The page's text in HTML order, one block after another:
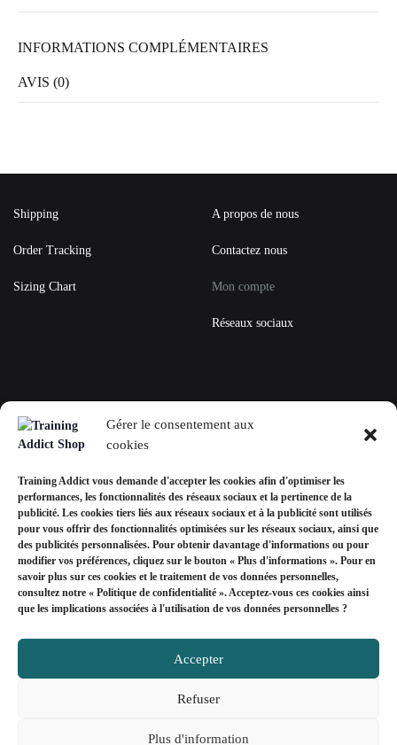
Gérer le consentement aux
cookies
Training Addict vous demande d'accepter les cookies afin d'optimiser les
performances, les fonctionnalités des réseaux sociaux et la pertinence de la
publicité. Les cookies tiers liés aux réseaux sociaux et à la publicité sont utilisés
pour vous offrir des fonctionnalités optimisées sur les réseaux sociaux, ainsi que
des publicités personnalisées. Pour obtenir davantage d'informations ou pour
modifier vos préférences, cliquez sur le bouton « Plus d'informations ». Pour en
savoir plus sur ces cookies et le traitement de vos données personnelles,
consultez notre « Politique de confidentialité ». Acceptez-vous ces cookies ainsi
que les implications associées à l'utilisation de vos données personnelles ?
Accepter
Refuser
Plus d'information
INFORMATIONS COMPLÉMENTAIRES
AVIS (0)
Shipping
Order Tracking
Sizing Chart
A propos de nous
Contactez nous
Mon compte
Réseaux sociaux
+33678577358
Mon compte
Devise EUR
EUR